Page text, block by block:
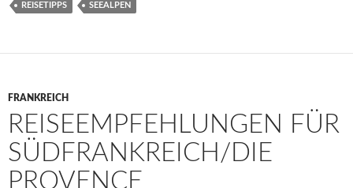
REISETIPPS SEEALPEN
FRANKREICH
REISEEMPFEHLUNGEN FÜR
SÜDFRANKREICH/DIE
PROVENCE